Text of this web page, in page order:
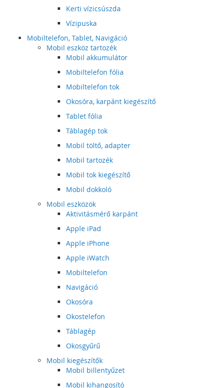
Kerti vízicsúszda
Vízipuska
Mobiltelefon, Tablet, Navigáció
Mobil eszköz tartozék
Mobil akkumulátor
Mobiltelefon fólia
Mobiltelefon tok
Okosóra, karpánt kiegészítő
Tablet fólia
Táblagép tok
Mobil töltő, adapter
Mobil tartozék
Mobil tok kiegészítő
Mobil dokkoló
Mobil eszközök
Aktivitásmérő karpánt
Apple iPad
Apple iPhone
Apple iWatch
Mobiltelefon
Navigáció
Okosóra
Okostelefon
Táblagép
Okosgyűrű
Mobil kiegészítők
Mobil billentyűzet
Mobil kihangosító